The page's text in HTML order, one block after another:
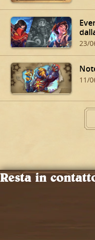
23/
11/
Resta in